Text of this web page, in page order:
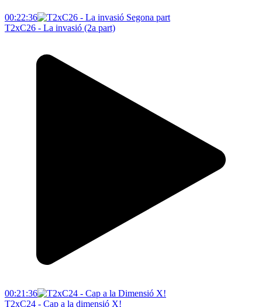
00:22:36
T2xC26 - La invasió (2a part)
00:21:36
T2xC24 - Cap a la dimensió X!